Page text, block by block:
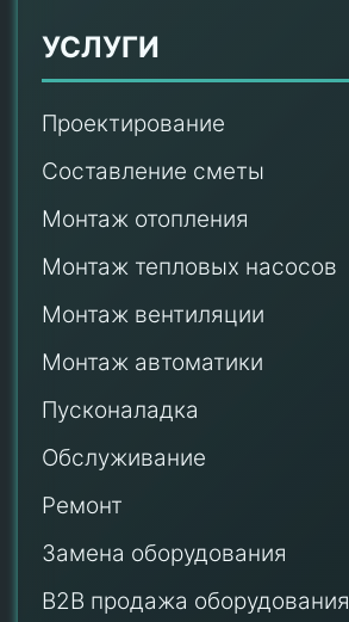
УСЛУГИ
Проектирование
Составление сметы
Монтаж отопления
Монтаж тепловых насосов
Монтаж вентиляции
Монтаж автоматики
Пусконаладка
Обслуживание
Ремонт
Замена оборудования
B2B продажа оборудования